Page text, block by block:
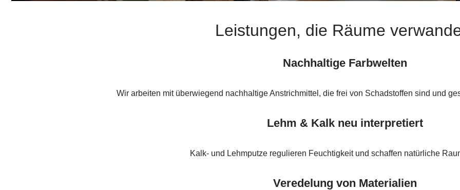
Leistungen, die Räume
Nachhaltige Farbwelten
Wir arbeiten mit überwiegend nachhaltige Anstrichmittel, die frei von Schadstoffen sind und
Lehm & Kalk neu interpretiert
Kalk- und Lehmputze regulieren Feuchtigkeit und schaffen natürliche
Veredelung von Materialien